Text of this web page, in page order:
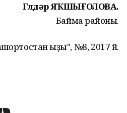
Гөлдәр ЯҠШЫҒОЛОВА.
Баймаҡ районы.
ҡыҙы", №8, 2017 й.